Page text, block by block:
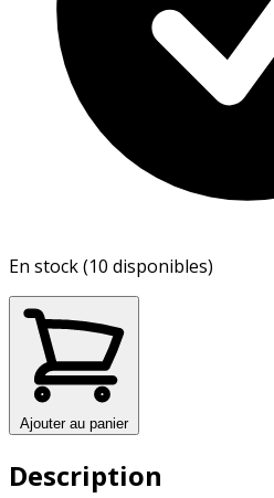
En stock (10 disponibles)
Ajouter au panier
Description